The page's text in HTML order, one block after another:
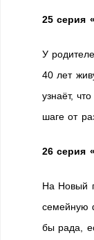
25 серия
У
40 лет
узнаёт,
шаге от
26 серия
На Новый
семейную
бы рада,